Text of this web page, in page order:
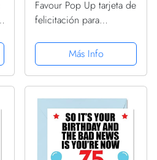
Favour Pop Up tarjeta de
felicitación para
Cumpleaños. Una
originelle 3d tarjeta de
felicitación, un de mano
arte, que...
Más Info